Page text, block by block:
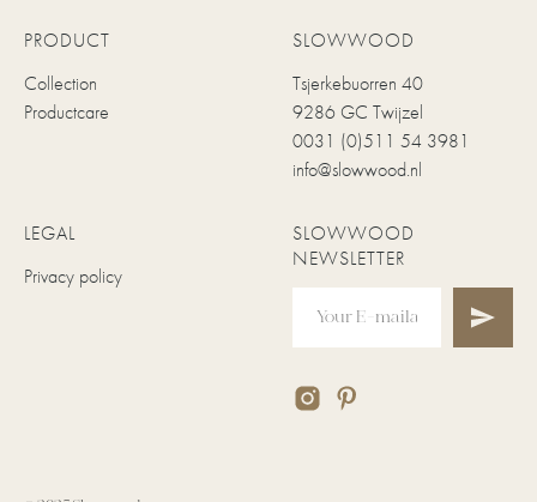
PRODUCT
Collection
Productcare
SLOWWOOD
Tsjerkebuorren 40
9286 GC Twijzel
0031 (0)511 54 3981
info@slowwood.nl
LEGAL
Privacy policy
SLOWWOOD
NEWSLETTER